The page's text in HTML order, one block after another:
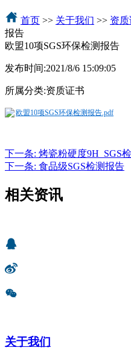
首页 >> 关于我们 >> 资
报告
欧盟10项SGS环保检测报告
发布时间:2021/8/6 15:09:05
所属分类:资质证书
欧盟10项SGS环保检测报告.pdf
下一条: 烤瓷粉硬度9H_SGS
下一条: 食品级SGS检测报告
相关资讯
关于我们